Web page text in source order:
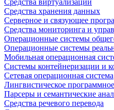
Средства виртуализации
Средства хранения данных
Серверное и связующее
Средства мониторинга и
Операционные системы
Операционные системы
Мобильная операционная
Системы контейнеризации и
Сетевая операционная система
Лингвистическое
Парсеры и семантические
Средства речевого перевода